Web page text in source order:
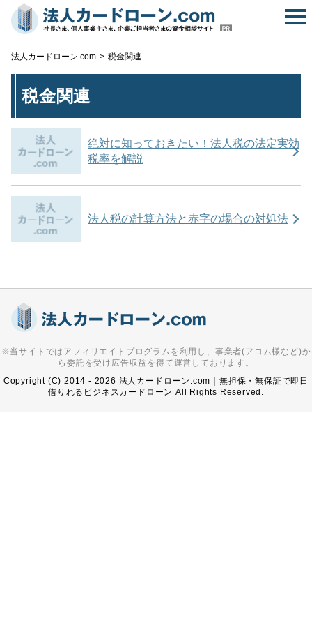
無
法人カードローン.com 税金関連
税金関連
絶対に知っておきたい！法人税の法定実効
税率を解説
法人税の計算方法と赤字の場合の対処法
※当サイトではアフィリエイトプログラムを利用し、事業者(アコム様など)か
ら委託を受け広告収益を得て運営しております。
Copyright (C) 2014 - 2026 法人カードローン.com｜無担保・無保証で即日
借りれるビジネスカードローン All Rights Reserved.